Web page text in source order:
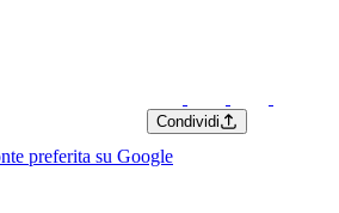
Condividi
preferita su Google